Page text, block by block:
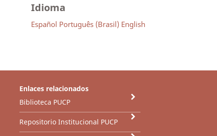
Idioma
Español Português (Brasil) English
Enlaces relacionados
Biblioteca PUCP
Repositorio Institucional PUCP